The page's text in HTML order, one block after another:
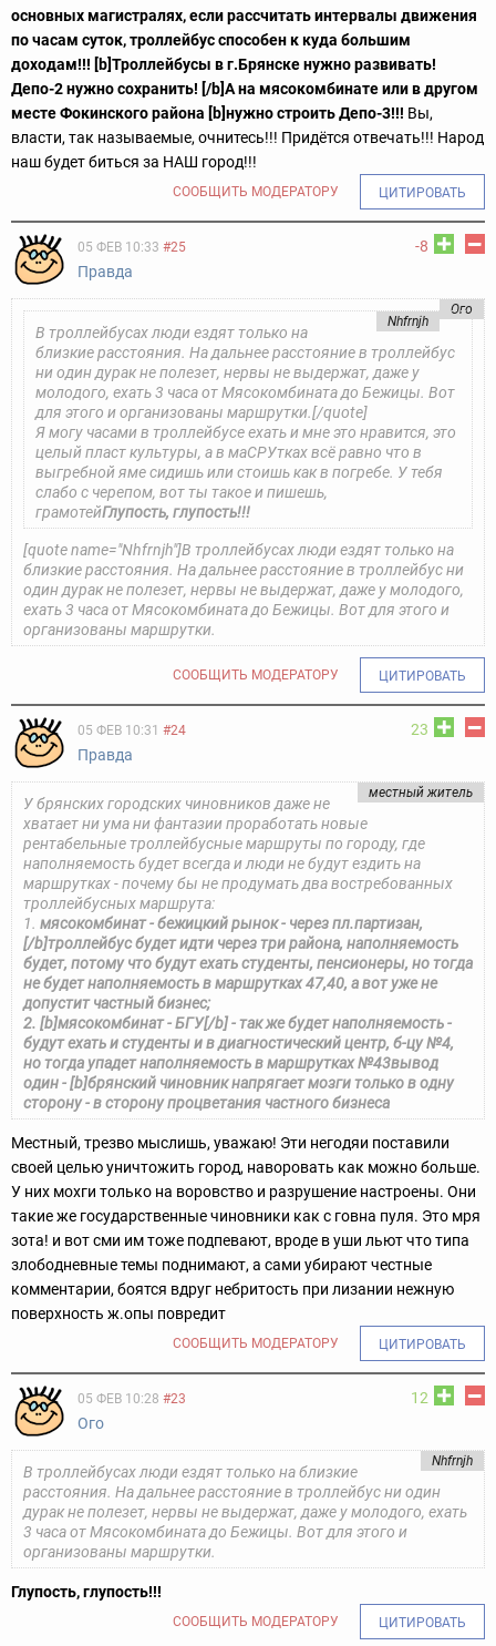
основных магистралях, если рассчитать интервалы движения
по часам суток, троллейбус способен к куда большим
доходам!!! [b]Троллейбусы в г.Брянске нужно развивать!
Депо-2 нужно сохранить! [/b]А на мясокомбинате или в другом
месте Фокинского района [b]нужно строить Депо-3!!! Вы,
власти, так называемые, очнитесь!!! Придётся отвечать!!! Народ
наш будет биться за НАШ город!!!
СООБЩИТЬ МОДЕРАТОРУ ЦИТИРОВАТЬ
-8
05 ФЕВ 10:33 #25
Правда
Ого
Nhfrnjh
В троллейбусах люди ездят только на
близкие расстояния. На дальнее расстояние в троллейбус
ни один дурак не полезет, нервы не выдержат, даже у
молодого, ехать 3 часа от Мясокомбината до Бежицы. Вот
для этого и организованы маршрутки.[/quote]
Я могу часами в троллейбусе ехать и мне это нравится, это
целый пласт культуры, а в маСРУтках всё равно что в
выгребной яме сидишь или стоишь как в погребе. У тебя
слабо с черепом, вот ты такое и пишешь,
грамотейГлупость, глупость!!!
[quote name="Nhfrnjh"]В троллейбусах люди ездят только на
близкие расстояния. На дальнее расстояние в троллейбус ни
один дурак не полезет, нервы не выдержат, даже у молодого,
ехать 3 часа от Мясокомбината до Бежицы. Вот для этого и
организованы маршрутки.
СООБЩИТЬ МОДЕРАТОРУ ЦИТИРОВАТЬ
23
05 ФЕВ 10:31 #24
Правда
местный житель
У брянских городских чиновников даже не
хватает ни ума ни фантазии проработать новые
рентабельные троллейбусные маршруты по городу, где
наполняемость будет всегда и люди не будут ездить на
маршрутках - почему бы не продумать два востребованных
троллейбусных маршрута:
1. мясокомбинат - бежицкий рынок - через пл.партизан,
[/b]троллейбус будет идти через три района, наполняемость
будет, потому что будут ехать студенты, пенсионеры, но тогда
не будет наполняемость в маршрутках 47,40, а вот уже не
допустит частный бизнес;
2. [b]мясокомбинат - БГУ[/b] - так же будет наполняемость -
будут ехать и студенты и в диагностический центр, б-цу №4,
но тогда упадет наполняемость в маршрутках №43вывод
один - [b]брянский чиновник напрягает мозги только в одну
сторону - в сторону процветания частного бизнеса
Местный, трезво мыслишь, уважаю! Эти негодяи поставили
своей целью уничтожить город, наворовать как можно больше.
У них мохги только на воровство и разрушение настроены. Они
такие же государственные чиновники как с говна пуля. Это мря
зота! и вот сми им тоже подпевают, вроде в уши льют что типа
злободневные темы поднимают, а сами убирают честные
комментарии, боятся вдруг небритость при лизании нежную
поверхность ж.опы повредит
СООБЩИТЬ МОДЕРАТОРУ ЦИТИРОВАТЬ
12
05 ФЕВ 10:28 #23
Ого
Nhfrnjh
В троллейбусах люди ездят только на близкие
расстояния. На дальнее расстояние в троллейбус ни один
дурак не полезет, нервы не выдержат, даже у молодого, ехать
3 часа от Мясокомбината до Бежицы. Вот для этого и
организованы маршрутки.
Глупость, глупость!!!
СООБЩИТЬ МОДЕРАТОРУ ЦИТИРОВАТЬ